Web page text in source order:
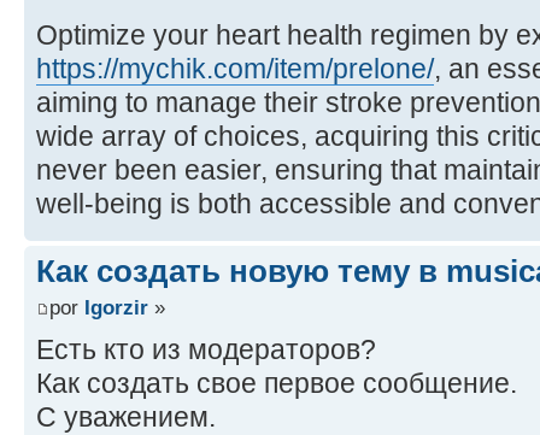
Optimize your heart health regimen by
https://mychik.com/item/prelone/, an
aiming to manage their stroke
wide array of choices, acquiring this
never been easier, ensuring that
well-being is both accessible and
Как создать новую тему в
por Igorzir »
Есть кто из модераторов?
Как создать свое первое сообщение.
С уважением.